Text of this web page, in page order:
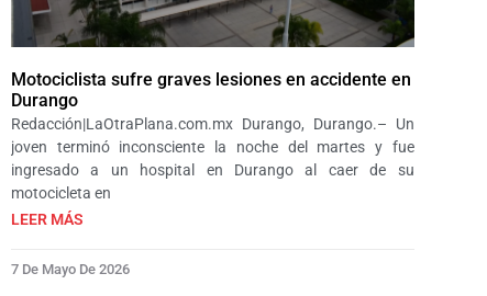
Motociclista sufre graves lesiones en accidente en
Durango
Redacción|LaOtraPlana.com.mx Durango, Durango.– Un
joven terminó inconsciente la noche del martes y fue
ingresado a un hospital en Durango al caer de su
motocicleta en
LEER MÁS
7 De Mayo De 2026